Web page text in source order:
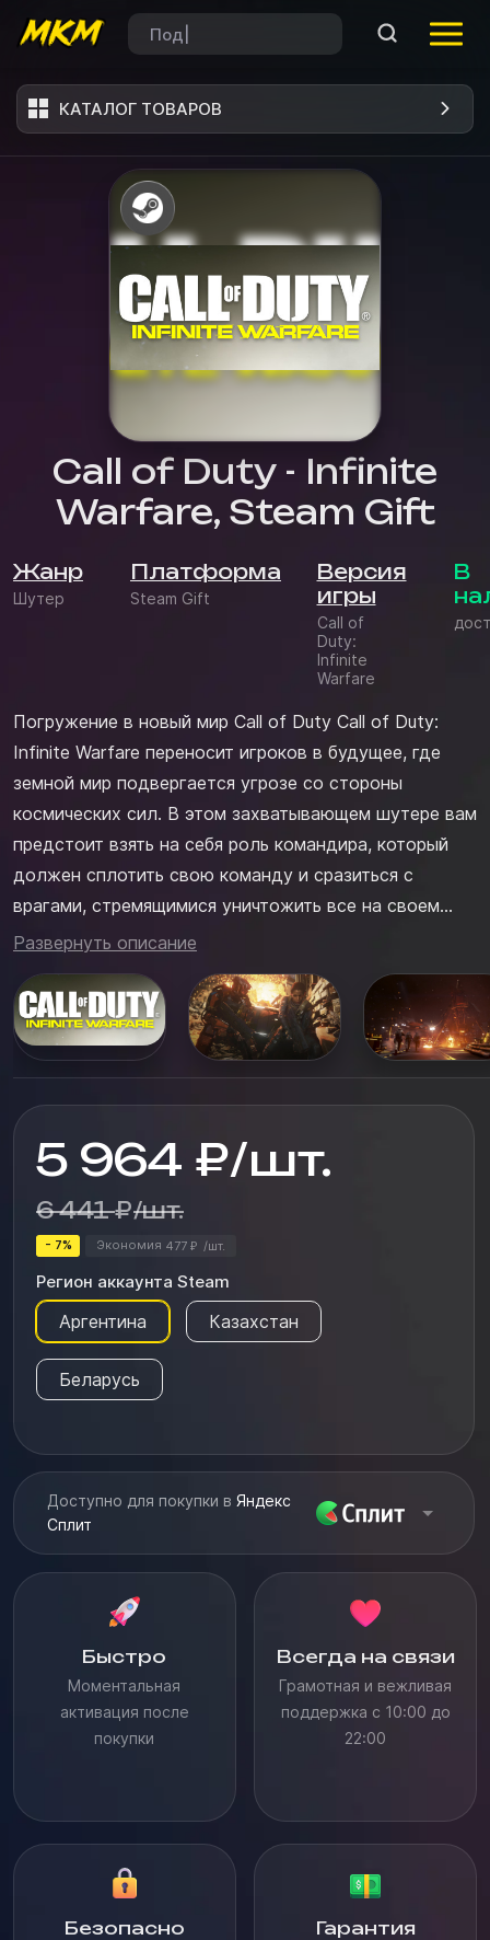
КАТАЛОГ ТОВАРОВ
Call of Duty - Infinite
Warfare, Steam Gift
Жанр
Шутер
Платформа
Steam Gift
Версия
игры
Call of
Duty:
Infinite
Warfare
В
Погружение в новый мир Call of Duty Call of Duty:
Infinite Warfare переносит игроков в будущее, где
земной мир подвергается угрозе со стороны
космических сил. В этом захватывающем шутере вам
предстоит взять на себя роль командира, который
должен сплотить свою команду и сразиться с
врагами, стремящимися уничтожить все на своем
пути. Игра предлагает масштабную кампанию с
фоне космических сражений и уникальных локаций.
Каждое ваше решение буд...
Развернуть описание
5 964 ₽/шт.
6 441 ₽/шт.
- 7% Экономия 477 ₽ /шт.
Регион аккаунта Steam
Аргентина Казахстан
Беларусь
Доступно для покупки в Яндекс
Сплит
Быстро
Моментальная
активация после
покупки
Всегда на связи
Грамотная и вежливая
поддержка с 10:00 до
22:00
Безопасно Гарантия